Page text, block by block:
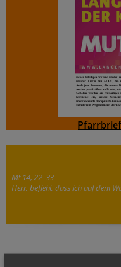
Mt 14, 22–33
Herr, befiehl, dass ich auf dem